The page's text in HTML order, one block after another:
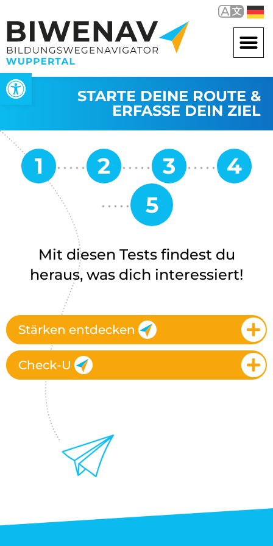
Werkzeugleiste öffnen
STARTE DEINE ROUTE &
ERFASSE DEIN ZIEL
Mit diesen Tests findest du
heraus, was dich interessiert!
Stärken entdecken
Check-U